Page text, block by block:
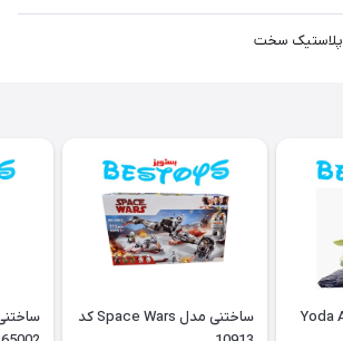
پلاستیک سخت
ساختنی مدل Space Wars کد